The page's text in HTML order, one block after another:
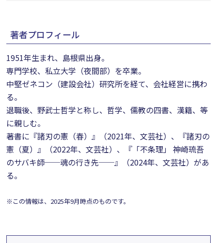
著者プロフィール
1951年生まれ、島根県出身。
専門学校、私立大学（夜間部）を卒業。
中堅ゼネコン（建設会社）研究所を経て、会社経営に携わ
る。
退職後、野武士哲学と称し、哲学、儒教の四書、漢籍、等
に親しむ。
著書に『諸刃の憲（春）』（2021年、文芸社）、『諸刃の
憲（夏）』（2022年、文芸社）、『「不条理」 神崎琉吾
のサバキ師──魂の行き先──』（2024年、文芸社）があ
る。
※この情報は、2025年9月時点のものです。